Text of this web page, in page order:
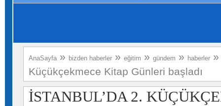
AnaSayfa » bizden haberler » eğitim » gündem » haberler
Küçükçekmece Kitap Günleri başladı
İSTANBUL’DA 2.